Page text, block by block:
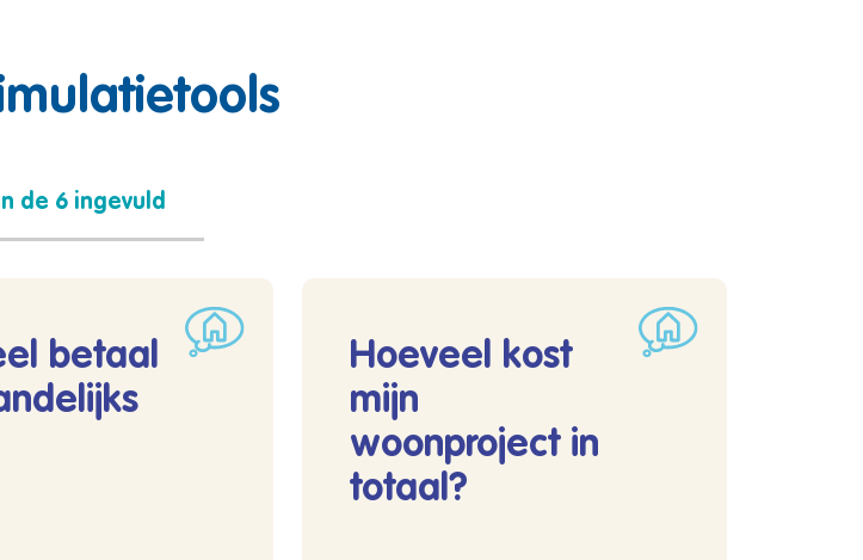
de 6 ingevuld
betaal
Hoeveel kost
mijn
woonproject in
totaal?